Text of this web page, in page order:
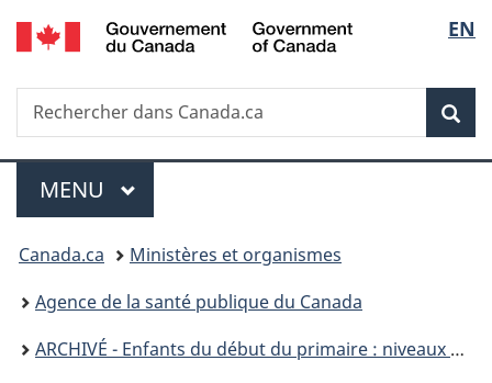
Passer
au
principal
Passer
à
Au
du
Passer
à
version
simplifiée
de
la
EN
Recherche
Rechercher
dans
Menu
MENU PRINCIPAL
Vous
êtes
ici :
Canada.ca
Ministères et organismes
Agence de la santé publique du Canada
ARCHIVÉ - Enfants du début du primaire : niveaux de développement et consommation prénatale d’alcool et de tabac par la mère et exposition postnatale à la consommation d’alcool et de tabac